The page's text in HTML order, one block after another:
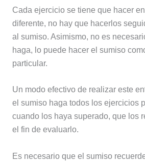
Cada ejercicio se tiene que hacer
diferente, no hay que hacerlos
al sumiso. Asimismo, no es
haga, lo puede hacer el sumiso
particular.
Un modo efectivo de realizar este
el sumiso haga todos los ejercicios
cuando los haya superado, que los
el fin de evaluarlo.
Es necesario que el sumiso